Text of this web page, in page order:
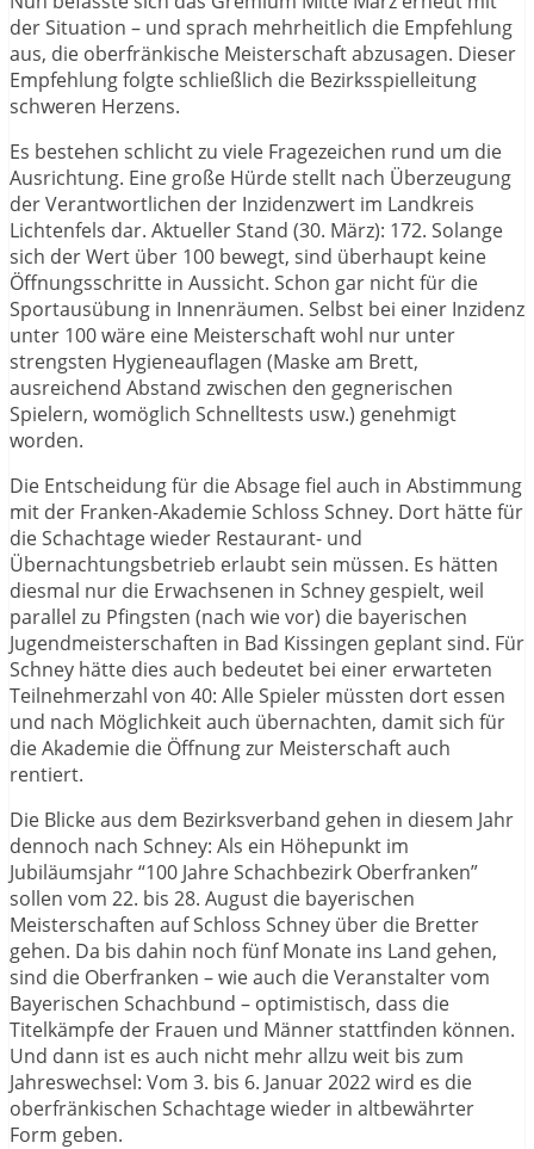
der Situation – und sprach mehrheitlich die Empfehlung
aus, die oberfränkische Meisterschaft abzusagen. Dieser
Empfehlung folgte schließlich die Bezirksspielleitung
schweren Herzens.
Es bestehen schlicht zu viele Fragezeichen rund um die
Ausrichtung. Eine große Hürde stellt nach Überzeugung
der Verantwortlichen der Inzidenzwert im Landkreis
Lichtenfels dar. Aktueller Stand (30. März): 172. Solange
sich der Wert über 100 bewegt, sind überhaupt keine
Öffnungsschritte in Aussicht. Schon gar nicht für die
Sportausübung in Innenräumen. Selbst bei einer Inzidenz
unter 100 wäre eine Meisterschaft wohl nur unter
strengsten Hygieneauflagen (Maske am Brett,
ausreichend Abstand zwischen den gegnerischen
Spielern, womöglich Schnelltests usw.) genehmigt
worden.
Die Entscheidung für die Absage fiel auch in Abstimmung
mit der Franken-Akademie Schloss Schney. Dort hätte für
die Schachtage wieder Restaurant- und
Übernachtungsbetrieb erlaubt sein müssen. Es hätten
diesmal nur die Erwachsenen in Schney gespielt, weil
parallel zu Pfingsten (nach wie vor) die bayerischen
Jugendmeisterschaften in Bad Kissingen geplant sind. Für
Schney hätte dies auch bedeutet bei einer erwarteten
Teilnehmerzahl von 40: Alle Spieler müssten dort essen
und nach Möglichkeit auch übernachten, damit sich für
die Akademie die Öffnung zur Meisterschaft auch
rentiert.
Die Blicke aus dem Bezirksverband gehen in diesem Jahr
dennoch nach Schney: Als ein Höhepunkt im
Jubiläumsjahr “100 Jahre Schachbezirk Oberfranken”
sollen vom 22. bis 28. August die bayerischen
Meisterschaften auf Schloss Schney über die Bretter
gehen. Da bis dahin noch fünf Monate ins Land gehen,
sind die Oberfranken – wie auch die Veranstalter vom
Bayerischen Schachbund – optimistisch, dass die
Titelkämpfe der Frauen und Männer stattfinden können.
Und dann ist es auch nicht mehr allzu weit bis zum
Jahreswechsel: Vom 3. bis 6. Januar 2022 wird es die
oberfränkischen Schachtage wieder in altbewährter
Form geben.